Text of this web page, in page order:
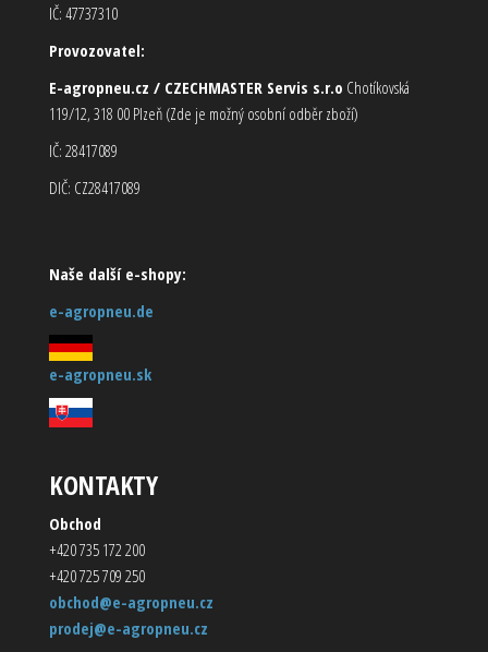
IČ: 47737310
Provozovatel:
E-agropneu.cz / CZECHMASTER Servis s.r.o Chotíkovská
119/12, 318 00 Plzeň (Zde je možný osobní odběr zboží)
IČ: 28417089
DIČ: CZ28417089
Naše další e-shopy:
e-agropneu.de
e-agropneu.sk
KONTAKTY
Obchod
+420 735 172 200
+420 725 709 250
obchod@e-agropneu.cz
prodej@e-agropneu.cz